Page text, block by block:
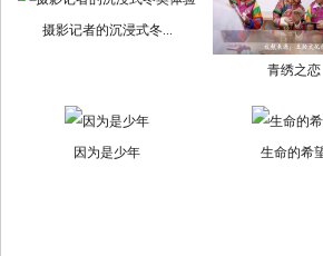
摄影记者的沉浸式冬...
青绣之恋
因为是少年 生命的希